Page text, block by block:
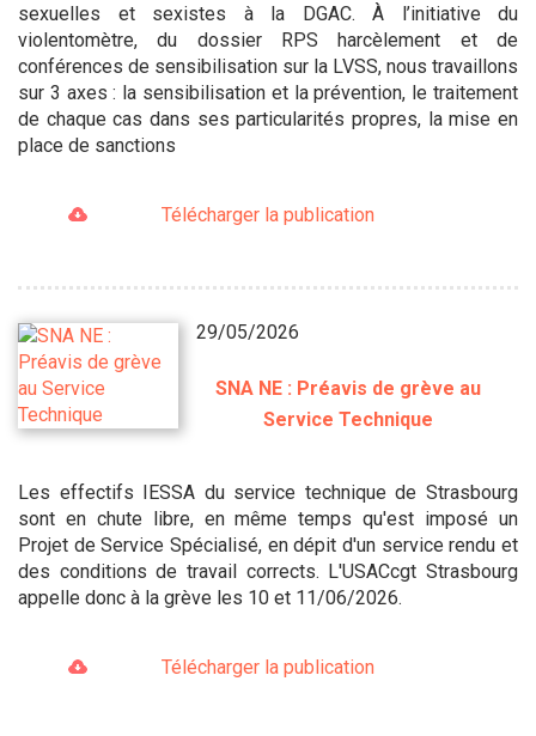
sexuelles et sexistes à la DGAC. À l’initiative du
violentomètre, du dossier RPS harcèlement et de
conférences de sensibilisation sur la LVSS, nous travaillons
sur 3 axes : la sensibilisation et la prévention, le traitement
de chaque cas dans ses particularités propres, la mise en
place de sanctions
Télécharger la publication
29/05/2026
SNA NE : Préavis de grève au
Service Technique
Les effectifs IESSA du service technique de Strasbourg
sont en chute libre, en même temps qu'est imposé un
Projet de Service Spécialisé, en dépit d'un service rendu et
des conditions de travail corrects. L'USACcgt Strasbourg
appelle donc à la grève les 10 et 11/06/2026.
Télécharger la publication